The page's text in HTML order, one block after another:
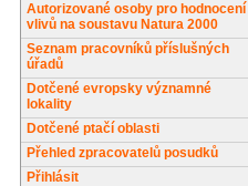
Autorizované osoby pro hodnocení
vlivů na soustavu Natura 2000
Seznam pracovníků příslušných
úřadů
Dotčené evropsky významné
lokality
Dotčené ptačí oblasti
Přehled zpracovatelů posudků
Přihlásit